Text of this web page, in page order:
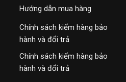
Hướng dẫn mua hàng
Chính sách kiểm hàng bảo
hành và đổi trả
Chính sách kiểm hàng bảo
hành và đổi trả